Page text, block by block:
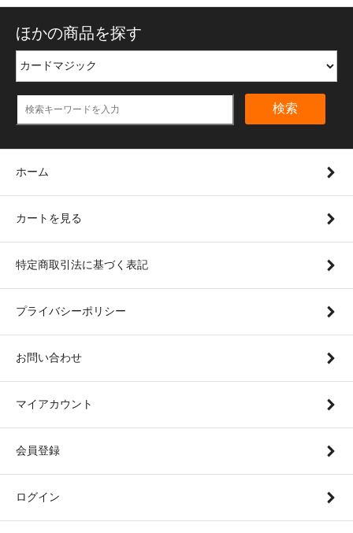
ほかの商品を探す
検索
ホーム
カートを見る
特定商取引法に基づく表記
プライバシーポリシー
お問い合わせ
マイアカウント
会員登録
ログイン